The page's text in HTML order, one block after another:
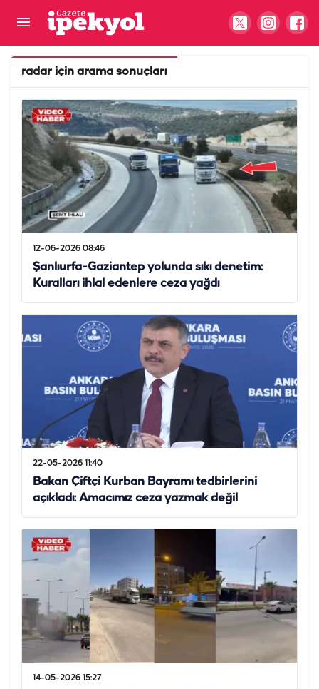
radar için arama sonuçları
12-06-2026 08:46
Şanlıurfa-Gaziantep yolunda sıkı denetim:
Kuralları ihlal edenlere ceza yağdı
22-05-2026 11:40
Bakan Çiftçi Kurban Bayramı tedbirlerini
açıkladı: Amacımız ceza yazmak değil
14-05-2026 15:27